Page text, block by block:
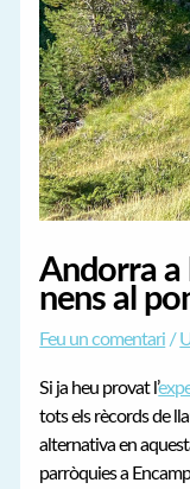
Andorra a
nens al
Feu un comentari /
Si ja heu provat l’
tots els rècords de
alternativa en
parròquies a